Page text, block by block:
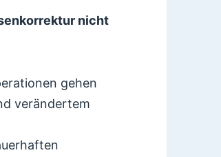
nicht
gehen
verändertem